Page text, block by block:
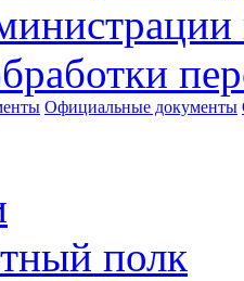
Официальные документы
полк